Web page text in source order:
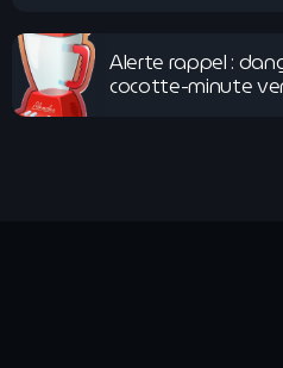
Alerte rappel :
cocotte-minute